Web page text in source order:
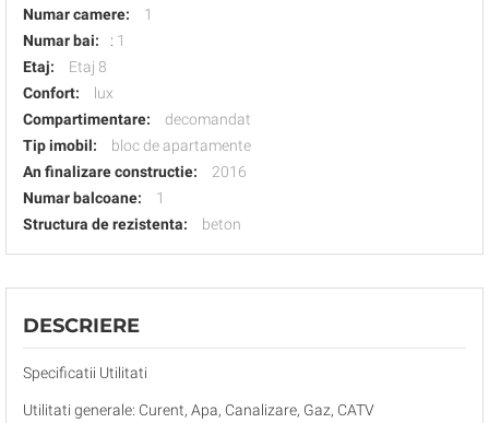
Numar camere:
1
Numar bai:
: 1
Etaj:
Etaj 8
Confort:
lux
Compartimentare:
decomandat
Tip imobil:
bloc de apartamente
An finalizare constructie:
2016
Numar balcoane:
1
Structura de rezistenta:
beton
DESCRIERE
Specificatii Utilitati
Utilitati generale: Curent, Apa, Canalizare, Gaz, CATV